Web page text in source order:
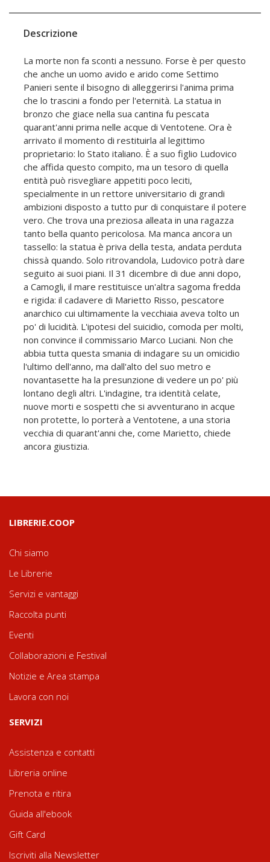
Descrizione
La morte non fa sconti a nessuno. Forse è per questo
che anche un uomo avido e arido come Settimo
Panieri sente il bisogno di alleggerirsi l'anima prima
che lo trascini a fondo per l'eternità. La statua in
bronzo che giace nella sua cantina fu pescata
quarant'anni prima nelle acque di Ventotene. Ora è
arrivato il momento di restituirla al legittimo
proprietario: lo Stato italiano. È a suo figlio Ludovico
che affida questo compito, ma un tesoro di quella
entità può risvegliare appetiti poco leciti,
specialmente in un rettore universitario di grandi
ambizioni disposto a tutto pur di conquistare il potere
vero. Che trova una preziosa alleata in una ragazza
tanto bella quanto pericolosa. Ma manca ancora un
tassello: la statua è priva della testa, andata perduta
chissà quando. Solo ritrovandola, Ludovico potrà dare
seguito ai suoi piani. Il 31 dicembre di due anni dopo,
a Camogli, il mare restituisce un'altra sagoma fredda
e rigida: il cadavere di Marietto Risso, pescatore
anarchico cui ultimamente la vecchiaia aveva tolto un
po' di lucidità. L'ipotesi del suicidio, comoda per molti,
non convince il commissario Marco Luciani. Non che
abbia tutta questa smania di indagare su un omicidio
l'ultimo dell'anno, ma dall'alto del suo metro e
novantasette ha la presunzione di vedere un po' più
lontano degli altri. L'indagine, tra identità celate,
nuove morti e sospetti che si avventurano in acque
non protette, lo porterà a Ventotene, a una storia
vecchia di quarant'anni che, come Marietto, chiede
ancora giustizia.
LIBRERIE.COOP
Chi siamo
Le Librerie
Servizi e vantaggi
Raccolta punti
Eventi
Collaborazioni e Festival
Notizie e Area stampa
Lavora con noi
SERVIZI
Assistenza e contatti
Libreria online
Prenota e ritira
Guida all'ebook
Gift Card
Iscriviti alla Newsletter